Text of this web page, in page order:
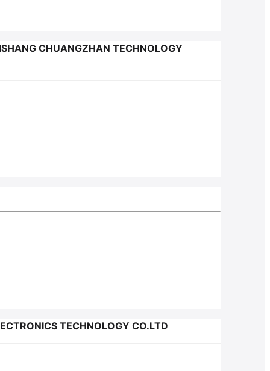
CHUANGZHAN TECHNOLOGY
TECHNOLOGY CO.LTD